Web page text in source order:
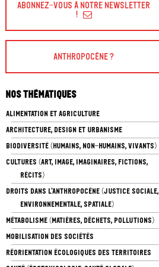
Abonnez-vous à Notre Newsletter
!
Anthropocène ?
Nos thématiques
ALIMENTATION ET AGRICULTURE
ARCHITECTURE, DESIGN ET URBANISME
BIODIVERSITÉ (HUMAINS, NON-HUMAINS, VIVANTS)
CULTURES (ART, IMAGE, IMAGINAIRES, FICTIONS,
RÉCITS)
DROITS DANS L’ANTHROPOCÈNE (JUSTICE SOCIALE,
ENVIRONNEMENTALE, SPATIALE)
MÉTABOLISME (MATIÈRES, DÉCHETS, POLLUTIONS)
MOBILISATION DES SOCIÉTÉS
RÉORIENTATION ÉCOLOGIQUES DES TERRITOIRES